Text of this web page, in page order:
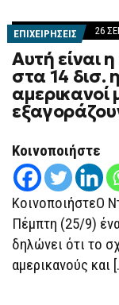
ΕΠΙΧΕΙΡΗΣΕΙΣ 26
Αυτή είναι
στα 14 δισ.
αμερικανοί
Κοινοποιήστε
ΚοινοποιήστεΟ
Πέμπτη (25/9)
δηλώνει ότι το
αμερικανούς και